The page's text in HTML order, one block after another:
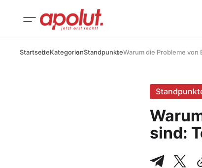
StartseiteKategorienStandpunkteWarum die Probleme von
sind: